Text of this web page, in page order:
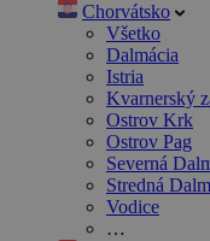
Chorvátsko
Všetko
Dalmácia
Istria
Kvarnerský
Ostrov Krk
Ostrov Pag
Severná
Stredná
Vodice
…